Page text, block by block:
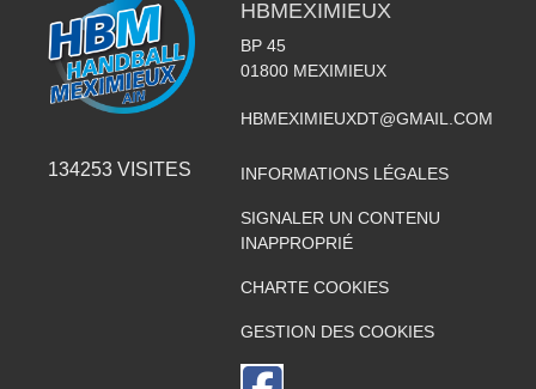
134253 VISITES
HBMEXIMIEUX
BP 45
01800 MEXIMIEUX
HBMEXIMIEUXDT@GMAIL.COM
INFORMATIONS LÉGALES
SIGNALER UN CONTENU
INAPPROPRIÉ
CHARTE COOKIES
GESTION DES COOKIES